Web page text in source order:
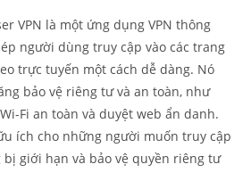
VPN là một ứng dụng VPN thông
người dùng truy cập vào các trang
trực tuyến một cách dễ dàng. Nó
bảo vệ riêng tư và an toàn, như
Fi an toàn và duyệt web ẩn danh.
ích cho những người muốn truy cập
bị giới hạn và bảo vệ quyền riêng tư